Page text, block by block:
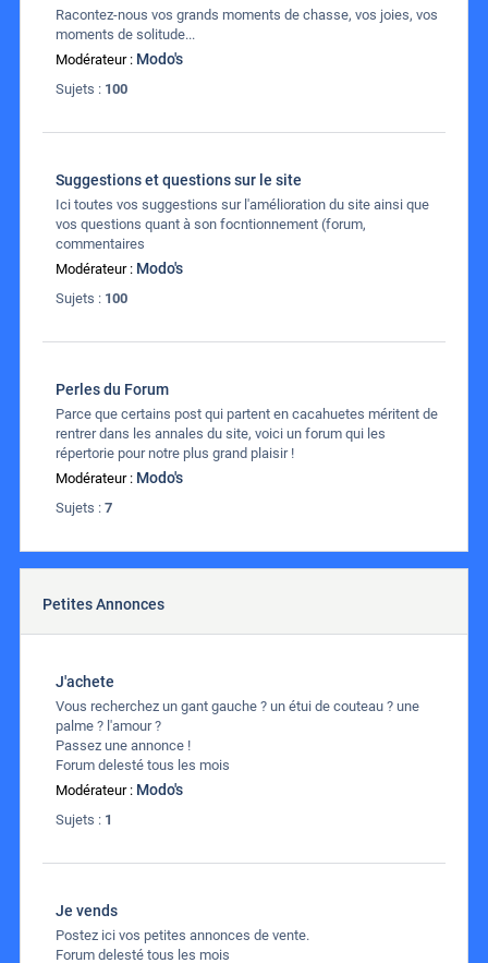
Racontez-nous vos grands moments de chasse, vos joies, vos
moments de solitude...
Modérateur : Modo's
Sujets : 100
Suggestions et questions sur le site
Ici toutes vos suggestions sur l'amélioration du site ainsi que
vos questions quant à son focntionnement (forum,
commentaires
Modérateur : Modo's
Sujets : 100
Perles du Forum
Parce que certains post qui partent en cacahuetes méritent de
rentrer dans les annales du site, voici un forum qui les
répertorie pour notre plus grand plaisir !
Modérateur : Modo's
Sujets : 7
Petites Annonces
J'achete
Vous recherchez un gant gauche ? un étui de couteau ? une
palme ? l'amour ?
Passez une annonce !
Forum delesté tous les mois
Modérateur : Modo's
Sujets : 1
Je vends
Postez ici vos petites annonces de vente.
Forum delesté tous les mois